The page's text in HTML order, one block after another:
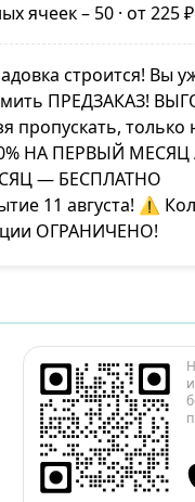
ячеек – 50 · от 225 ₽
строится! Вы
ПРЕДЗАКАЗ!
пропускать,
НА ПЕРВЫЙ
— БЕСПЛАТНО
11 августа! ⚠️
ОГРАНИЧЕНО!